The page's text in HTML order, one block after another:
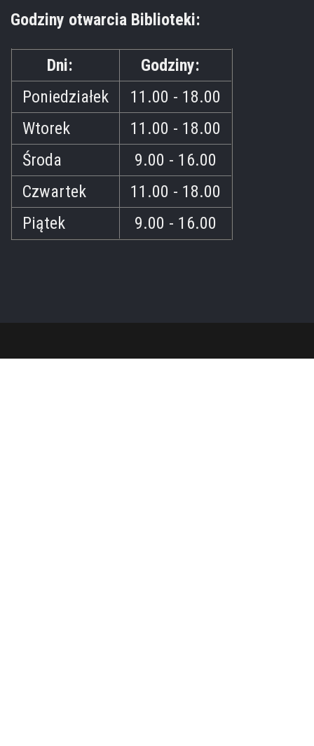
Godziny otwarcia Biblioteki:
Dni:
Godziny:
Poniedziałek
11.00 - 18.00
Wtorek
11.00 - 18.00
Środa
9.00 - 16.00
Czwartek
11.00 - 18.00
Piątek
9.00 - 16.00